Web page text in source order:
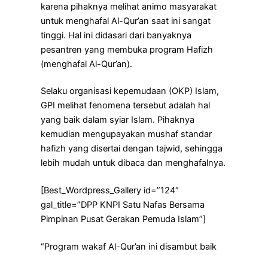
karena pihaknya melihat animo masyarakat
untuk menghafal Al-Qur’an saat ini sangat
tinggi. Hal ini didasari dari banyaknya
pesantren yang membuka program Hafizh
(menghafal Al-Qur’an).
Selaku organisasi kepemudaan (OKP) Islam,
GPI melihat fenomena tersebut adalah hal
yang baik dalam syiar Islam. Pihaknya
kemudian mengupayakan mushaf standar
hafizh yang disertai dengan tajwid, sehingga
lebih mudah untuk dibaca dan menghafalnya.
[Best_Wordpress_Gallery id=”124″
gal_title=”DPP KNPI Satu Nafas Bersama
Pimpinan Pusat Gerakan Pemuda Islam”]
“Program wakaf Al-Qur’an ini disambut baik